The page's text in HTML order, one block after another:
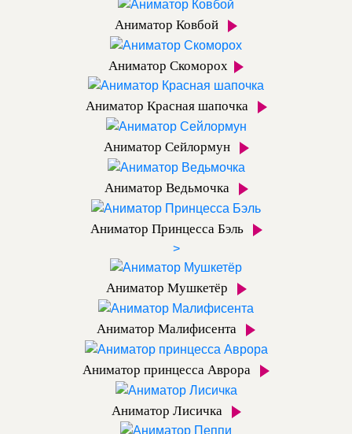
Аниматор Ковбой
Аниматор Скоморох
Аниматор Красная шапочка
Аниматор Сейлормун
Аниматор Ведьмочка
Аниматор Принцесса Бэль
>
Аниматор Мушкетёр
Аниматор Малифисента
Аниматор принцесса Аврора
Аниматор Лисичка